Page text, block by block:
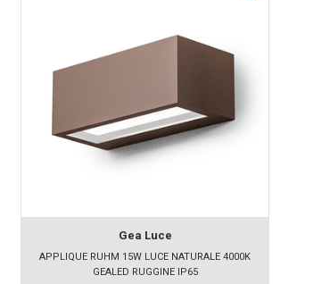
Gea Luce
APPLIQUE RUHM 15W LUCE NATURALE 4000K
GEALED RUGGINE IP65